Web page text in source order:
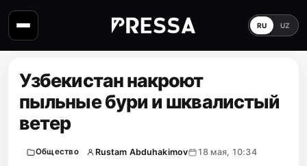
RU UZ
Узбекистан накроют
пыльные бури и шквалистый
ветер
Общество Rustam Abduhakimov 18 мая, 10:34